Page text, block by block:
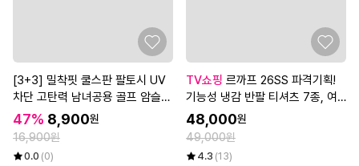
[3+3] 밀착핏 쿨스판 팔토시 UV
차단 고탄력 남녀공용 골프 암슬리
브 총6세트
47% 8,900원
16,900원
0.0 (0)
TV쇼핑
기능성 냉감 반팔 티셔츠 7종, 여
성
48,000원
49,000원
4.3 (13)